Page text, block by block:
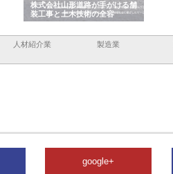
株式会社山形道路が手がける舗
装工事と土木技術の全容
人材紹介業 製造業
google+